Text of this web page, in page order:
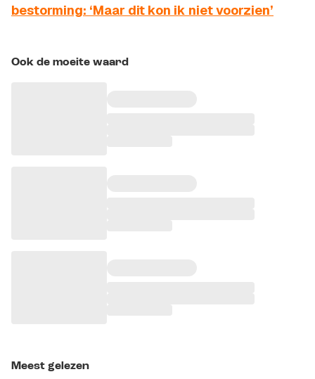
bestorming: ‘Maar dit kon ik niet voorzien’
Ook de moeite waard
Meest gelezen